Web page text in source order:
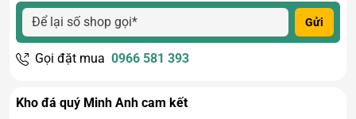
Gửi
Gọi đặt mua 0966 581 393
Kho đá quý Minh Anh cam kết